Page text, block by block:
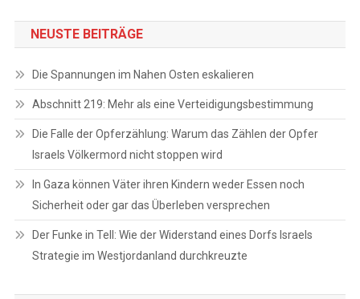
NEUSTE BEITRÄGE
Die Spannungen im Nahen Osten eskalieren
Abschnitt 219: Mehr als eine Verteidigungsbestimmung
Die Falle der Opferzählung: Warum das Zählen der Opfer
Israels Völkermord nicht stoppen wird
In Gaza können Väter ihren Kindern weder Essen noch
Sicherheit oder gar das Überleben versprechen
Der Funke in Tell: Wie der Widerstand eines Dorfs Israels
Strategie im Westjordanland durchkreuzte